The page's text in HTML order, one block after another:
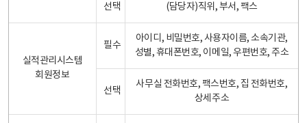
선택 (담당자)직위, 부서, 팩스
실적관리시스템
회원정보
필수
아이디, 비밀번호, 사용자이름, 소속기관,
성별, 휴대폰번호, 이메일, 우편번호, 주소
선택
사무실 전화번호, 팩스번호, 집 전화번호,
상세주소